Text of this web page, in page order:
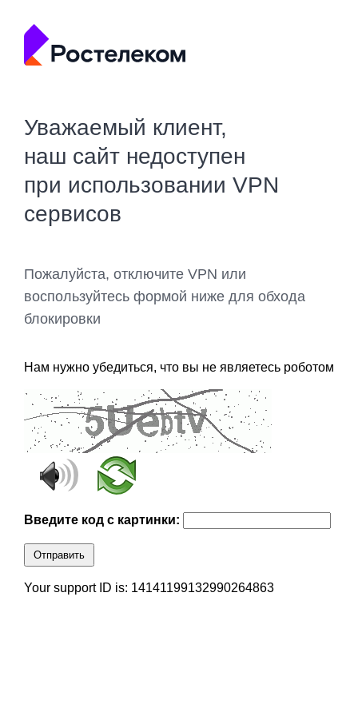
Уважаемый клиент,
наш сайт недоступен
при использовании VPN
сервисов
Пожалуйста, отключите VPN или
воспользуйтесь формой ниже для обхода
блокировки
Нам нужно убедиться, что вы не являетесь роботом
Введите код с картинки:
Отправить
Your support ID is: 14141199132990264863